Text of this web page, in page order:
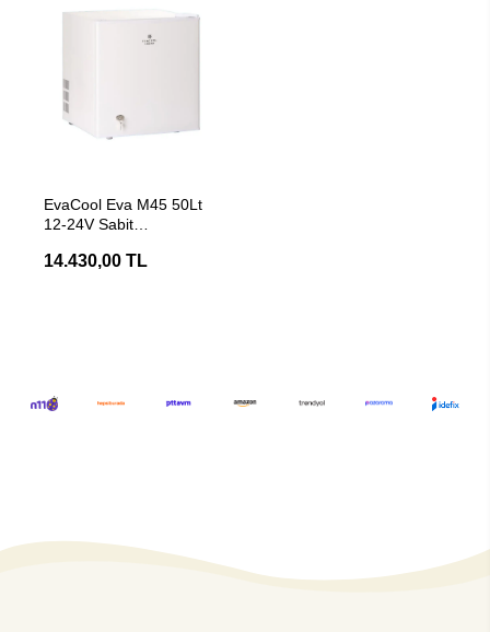
EvaCool Eva M45 50Lt
12-24V Sabit
MarinKaravan Buzdolabı
14.430,00 TL